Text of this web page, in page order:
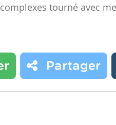
tourné avec
Partager